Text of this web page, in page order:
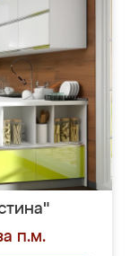
п.м.